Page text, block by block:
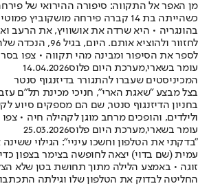
מן האפר אל התקווה: סיפורה ההירואי של
כשהייתה בת 14 קברה פירחה
בהונגריה • היא שרדה את אושוויץ, את הרעב
לחזוור ולהוציא
לספר את הסיפור ומבינה מהי תקווה • צפו
עומר בשארי,מערכת היום פלוס14.04.2026
המכיניסטים שעברו להתגורר בדיזנגוף סנטר
בצל מבצע ״שאגת הארי״, חניכי מכינת תל״ם
בחניון הדיזנגוף סנטר, שם הם מספקים סיוע
ולילדים, והופכים מרחב מוגן לקהילה חיה •
עומר בשארי,מערכת היום פלוס25.03.2026
״בדקתי את הטלפון וחשכו עיניי״: הגילוי
עמית (שם בדוי) יצאה לחופשה בצימר בצפון
זוגה • באמצע הלילה מתוך תחושת בטן שלא
החליטה לבדוק את הטלפון שלו וגילתה